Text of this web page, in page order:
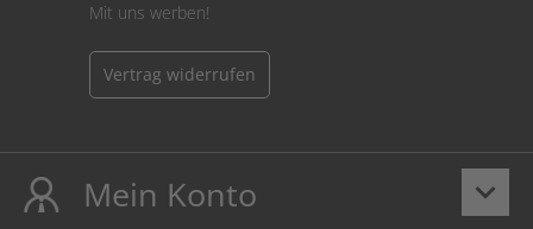
Mit uns werben!
Vertrag widerrufen
keyboard_arrow_down
Mein Konto